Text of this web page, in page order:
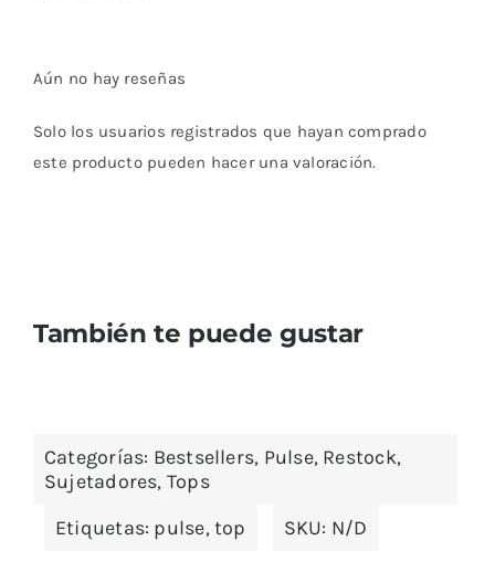
valoración
Aún no hay reseñas
Solo los usuarios registrados que hayan comprado
este producto pueden hacer una valoración.
También te puede gustar
Categorías: Bestsellers, Pulse, Restock,
Sujetadores, Tops
Etiquetas: pulse,top SKU: N/D